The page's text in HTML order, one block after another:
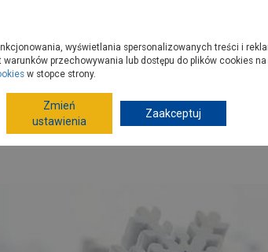
Porady
Style i dekoracje Śniegowa gwiazdka
wyświetlania spersonalizowanych treści i
przechowywania lub dostępu do plików cookies
w stopce strony.
Zmień
ustawienia
Zaakceptuj